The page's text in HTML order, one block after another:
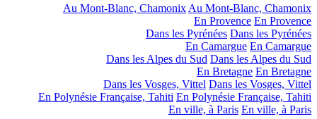
Au Mont-Blanc, ChamonixAu Mont-Blanc, Chamonix
En Provence En Provence
Dans les Pyrénées Dans les Pyrénées
En Camargue En Camargue
Dans les Alpes du Sud Dans les Alpes du Sud
En Bretagne En Bretagne
Dans les Vosges, Vittel Dans les Vosges, Vittel
En Polynésie Française, Tahiti En Polynésie Française, Tahiti
En ville, à Paris En ville, à Paris